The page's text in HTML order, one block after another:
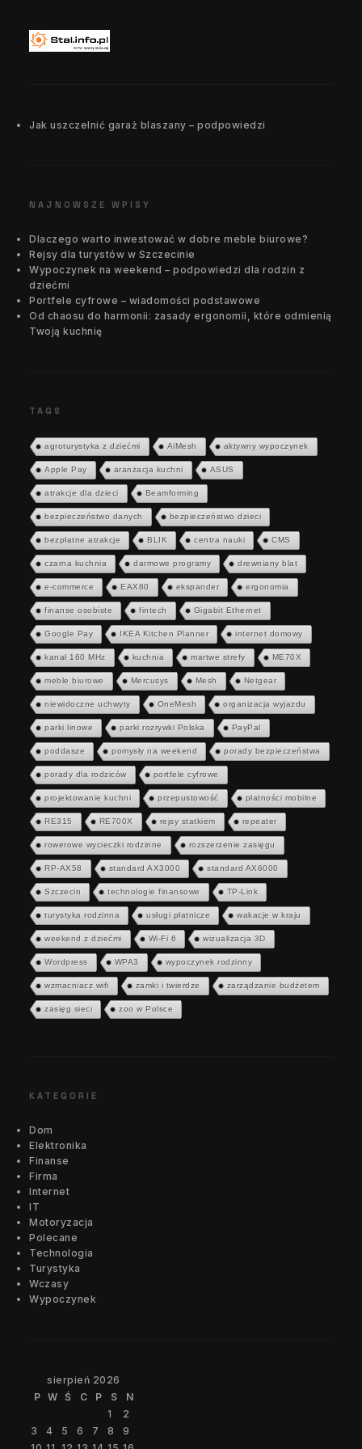
Jak uszczelnić garaż blaszany – podpowiedzi
NAJNOWSZE WPISY
Dlaczego warto inwestować w dobre meble biurowe?
Rejsy dla turystów w Szczecinie
Wypoczynek na weekend – podpowiedzi dla rodzin z
dziećmi
Portfele cyfrowe – wiadomości podstawowe
Od chaosu do harmonii: zasady ergonomii, które odmienią
Twoją kuchnię
TAGS
agroturystyka z dziećmi AiMesh aktywny wypoczynek
Apple Pay aranżacja kuchni ASUS
atrakcje dla dzieci Beamforming
bezpieczeństwo danych bezpieczeństwo dzieci
bezpłatne atrakcje BLIK centra nauki CMS
czarna kuchnia darmowe programy drewniany blat
e-commerce EAX80 ekspander ergonomia
finanse osobiste fintech Gigabit Ethernet
Google Pay IKEA Kitchen Planner internet domowy
kanał 160 MHz kuchnia martwe strefy ME70X
meble biurowe Mercusys Mesh Netgear
niewidoczne uchwyty OneMesh organizacja wyjazdu
parki linowe parki rozrywki Polska PayPal
poddasze pomysły na weekend porady bezpieczeństwa
porady dla rodziców portfele cyfrowe
projektowanie kuchni przepustowość płatności mobilne
RE315 RE700X rejsy statkiem repeater
rowerowe wycieczki rodzinne rozszerzenie zasięgu
RP-AX58 standard AX3000 standard AX6000
Szczecin technologie finansowe TP-Link
turystyka rodzinna usługi płatnicze wakacje w kraju
weekend z dziećmi Wi-Fi 6 wizualizacja 3D
Wordpress WPA3 wypoczynek rodzinny
wzmacniacz wifi zamki i twierdze zarządzanie budżetem
zasięg sieci zoo w Polsce
KATEGORIE
Dom
Elektronika
Finanse
Firma
Internet
IT
Motoryzacja
Polecane
Technologia
Turystyka
Wczasy
Wypoczynek
sierpień 2026
P
W Ś C P S
N
1
2
3
4 5 6 7 8
9